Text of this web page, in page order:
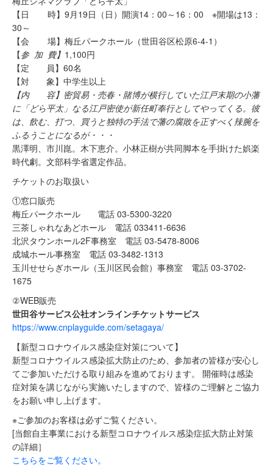
【日 時】9月19日（日）開演14：00～16：00 ※開場は13：
30～
【会 場】梅丘パークホール（世田谷区松原6-4-1）
【参 加 費】 1,100円
【定 員】60名
【対 象】中学生以上
【内 容】密貿易・売春・賭博が横行していた江戸末期の小藩
に「どら平太」なる江戸密使が新任町奉行としてやってくる。彼
は、飲む、打つ、買うと独特の手法で藩の腐敗を正すべく辣腕を
ふるうことになるが・・・
黒澤明、市川崑。木下恵介。小林正樹が共同脚本を手掛けた娯楽
時代劇。文部科学省選定作品。
チケットのお取扱い
①窓口販売
梅丘パークホール 電話 03-5300-3220
三茶しゃれなあどホール 電話 033411-6636
北沢タウンホール2F事務室 電話 03-5478-8006
成城ホール事務室 電話 03-3482-1313
玉川せせらぎホール（玉川区民会館）事務室 電話 03-3702-
1675
②WEB販売
世田谷サービス公社オンラインチケットサービス
https://www.cnplayguide.com/setagaya/
【新型コロナウイルス感染症対策について】
新型コロナウイルス感染拡大防止のため、参加者の皆様が安心し
てご参加いただける取り組みを進めております。 開催時は感染
症対策を講じながら実施いたしますので、皆様のご理解とご協力
をお願い申し上げます。
※ご参加のお客様は必ずご覧ください。
[当館自主事業における新型コロナウイルス感染症拡大防止対策
の詳細］
こちらをご覧ください。